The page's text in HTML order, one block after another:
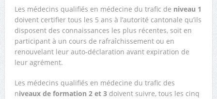
Les médecins qualifiés en médecine du trafic de niveau 1
doivent certifier tous les 5 ans à l’autorité cantonale qu’ils
disposent des connaissances les plus récentes, soit en
participant à un cours de rafraîchissement ou en
renouvelant leur auto-déclaration avant expiration de
leur agrément.
Les médecins qualifiés en médecine du trafic des
niveaux de formation 2 et 3doivent suivre, tous les cinq